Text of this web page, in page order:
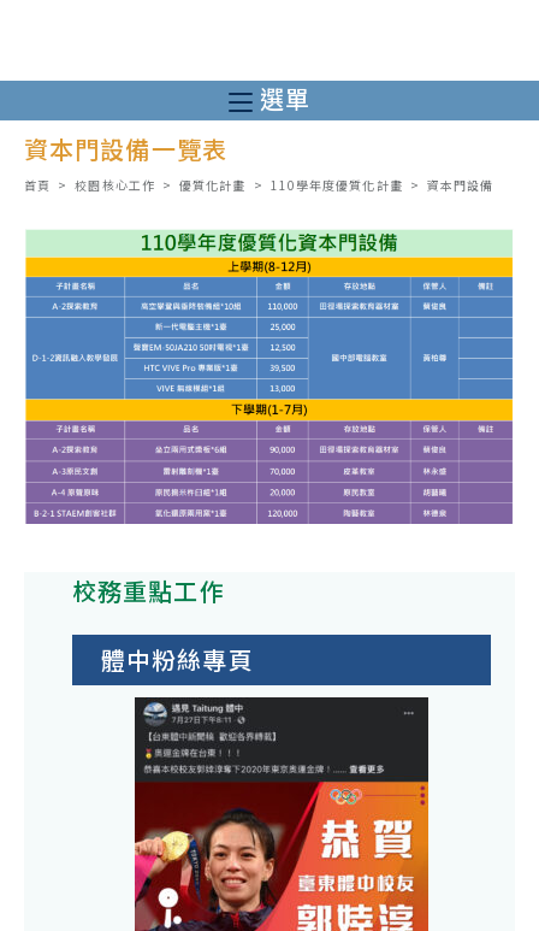
至
主
選單
資本門設備一覽表
首頁 > 校園核心工作 > 優質化計畫 > 110學年度優質化計畫 > 資本門設備
校務重點工作
體中粉絲專頁